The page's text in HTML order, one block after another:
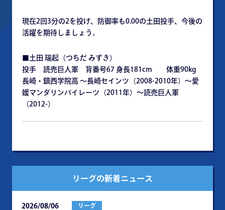
現在2回3分の2を投げ、防御率も0.00の土田投手、今後の
活躍を期待しましょう。
■土田 瑞起（つちだ みずき）
投手 読売巨人軍 背番号67 身長181cm 体重90kg
長崎・鎮西学院高 ～長崎セインツ（2008-2010年）～愛
媛マンダリンパイレーツ（2011年）～読売巨人軍
（2012-）
リーグの新着ニュース
2026/08/06 リーグ